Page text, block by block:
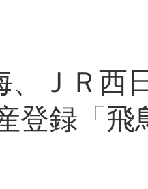
、ＪＲ西
登録「